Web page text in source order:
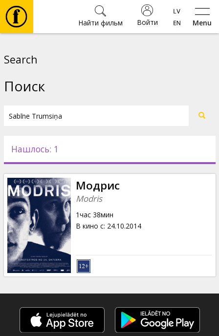
Menu
Войти
Найти фильм
Новости
Подарки
Кинозакуски
B2B
Клуб
Search
Поиск
Нашлось: 1
Модрис
Modris
1час 38мин
В кино с: 24.10.2014